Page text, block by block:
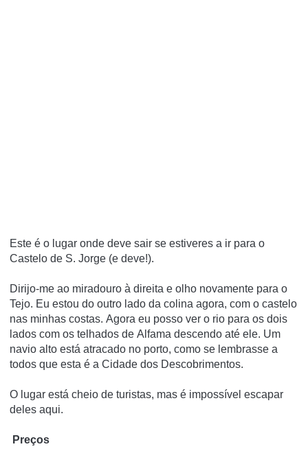
Este é o lugar onde deve sair se estiveres a ir para o
Castelo de S. Jorge (e deve!).
Dirijo-me ao miradouro à direita e olho novamente para o
Tejo. Eu estou do outro lado da colina agora, com o castelo
nas minhas costas. Agora eu posso ver o rio para os dois
lados com os telhados de Alfama descendo até ele. Um
navio alto está atracado no porto, como se lembrasse a
todos que esta é a Cidade dos Descobrimentos.
O lugar está cheio de turistas, mas é impossível escapar
deles aqui.
Preços